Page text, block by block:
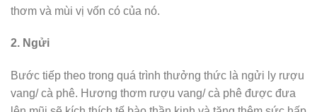
thơm và mùi vị vốn có của nó.
2. Ngửi
Bước tiếp theo trong quá trình thưởng thức là ngửi ly rượu
vang/ cà phê. Hương thơm rượu vang/ cà phê được đưa